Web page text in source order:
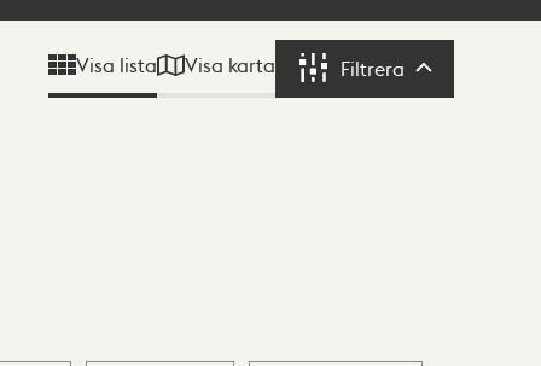
Visa lista Visa karta Filtrera Filtrera